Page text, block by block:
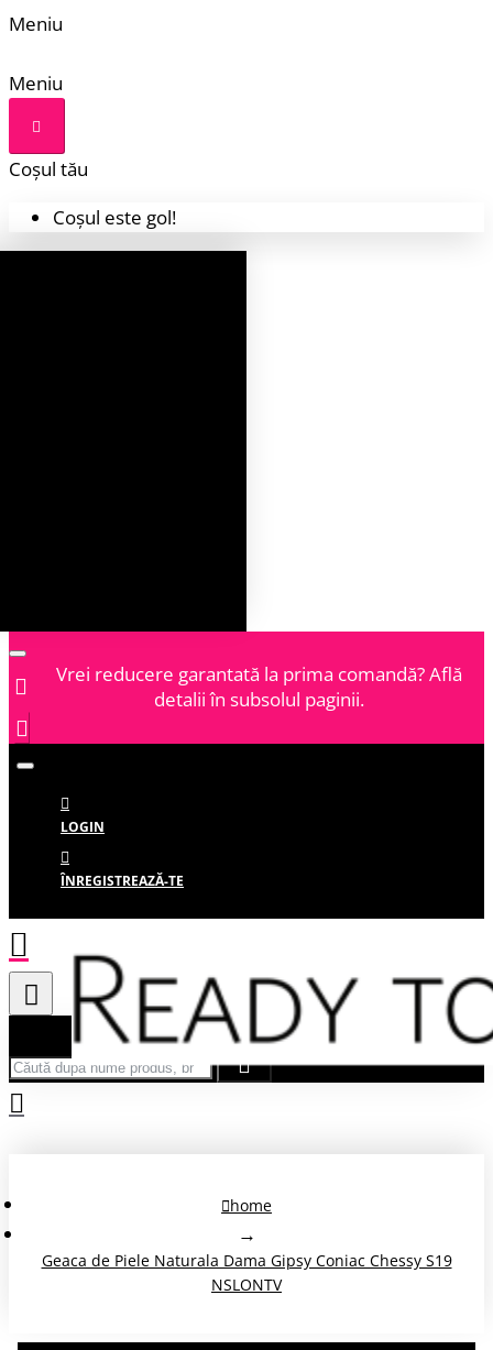
Meniu
Meniu
Coșul tău
Coșul este gol!
Vrei reducere garantată la prima comandă? Află
detalii în subsolul paginii.
LOGIN
ÎNREGISTREAZĂ-TE
Căută după nume produs, brand...
home
Geaca de Piele Naturala Dama Gipsy Coniac Chessy S19
NSLONTV